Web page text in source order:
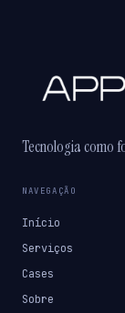
Tecnologia como
NAVEGAÇÃO
Início
Serviços
Cases
Sobre